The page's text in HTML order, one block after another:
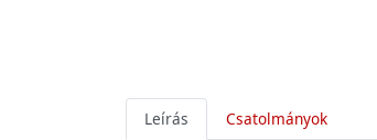
Leírás Csatolmányok